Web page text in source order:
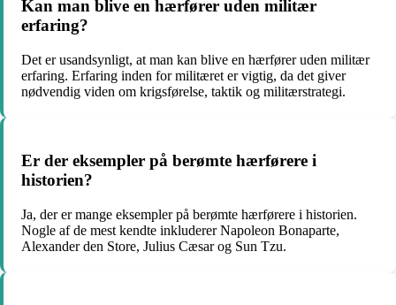
Kan man blive en hærfører uden militær
erfaring?
Det er usandsynligt, at man kan blive en hærfører uden militær
erfaring. Erfaring inden for militæret er vigtig, da det giver
nødvendig viden om krigsførelse, taktik og militærstrategi.
Er der eksempler på berømte hærførere i
historien?
Ja, der er mange eksempler på berømte hærførere i historien.
Nogle af de mest kendte inkluderer Napoleon Bonaparte,
Alexander den Store, Julius Cæsar og Sun Tzu.